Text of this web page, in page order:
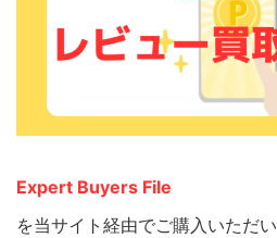
Expert Buyers File
を当サイト経由でご購入いただい